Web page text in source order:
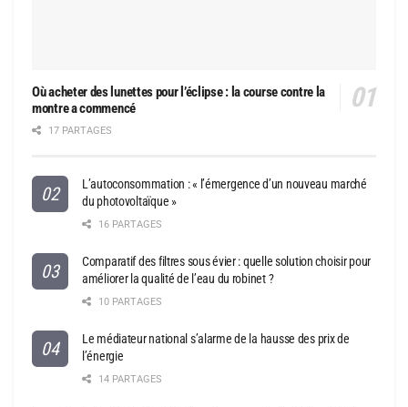
Où acheter des lunettes pour l’éclipse : la course contre la
montre a commencé
17 PARTAGES
L’autoconsommation : « l’émergence d’un nouveau marché
du photovoltaïque »
16 PARTAGES
Comparatif des filtres sous évier : quelle solution choisir pour
améliorer la qualité de l’eau du robinet ?
10 PARTAGES
Le médiateur national s’alarme de la hausse des prix de
l’énergie
14 PARTAGES